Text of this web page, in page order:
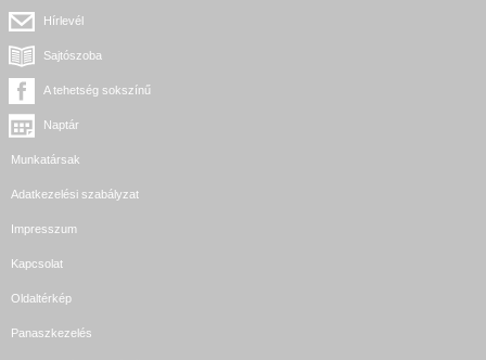
Hírlevél
Sajtószoba
A tehetség sokszínű
Naptár
Munkatársak
Adatkezelési szabályzat
Impresszum
Kapcsolat
Oldaltérkép
Panaszkezelés